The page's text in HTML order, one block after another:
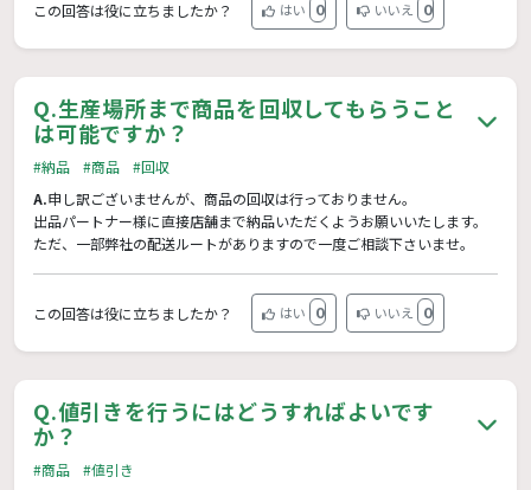
この回答は役に立ちましたか？ はい 0 いいえ 0
Q.生産場所まで商品を回収してもらうこと
は可能ですか？
#納品 #商品
#回収
A.申し訳ございませんが、商品の回収は行っておりません。
出品パートナー様に直接店舗まで納品いただくようお願いいたします。
ただ、一部弊社の配送ルートがありますので一度ご相談下さいませ。
この回答は役に立ちましたか？ はい 0 いいえ 0
Q.値引きを行うにはどうすればよいです
か？
#商品
#値引き